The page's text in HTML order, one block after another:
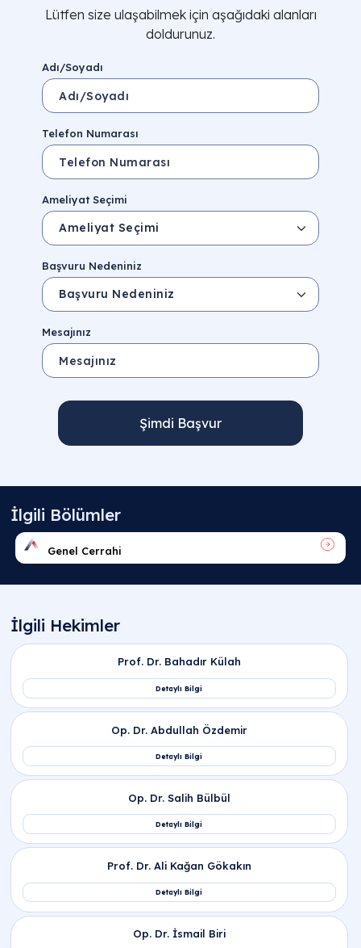
Lütfen size ulaşabilmek için aşağıdaki alanları
doldurunuz.
Adı/Soyadı
Telefon Numarası
Ameliyat Seçimi
Başvuru Nedeniniz
Mesajınız
Şimdi Başvur